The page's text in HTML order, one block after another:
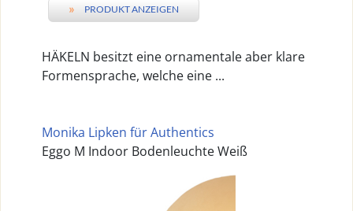
» PRODUKT ANZEIGEN
HÄKELN besitzt eine ornamentale aber klare
Formensprache, welche eine ...
Monika Lipken für Authentics
Eggo M Indoor Bodenleuchte Weiß